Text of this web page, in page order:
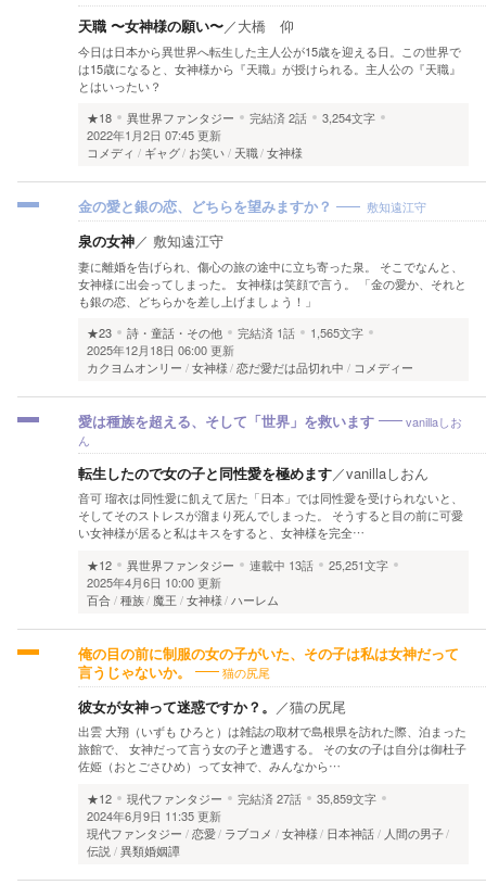
天職 〜女神様の願い〜／大橋 仰
今日は日本から異世界へ転生した主人公が15歳を迎える日。この世界で
は15歳になると、女神様から『天職』が授けられる。主人公の『天職』
とはいったい？
★18
異世界ファンタジー 完結済2話
3,254文字
2022年1月2日 07:45 更新
コメディ
ギャグ お笑い 天職 女神様
金の愛と銀の恋、どちらを望みますか？ 敷知遠江守
泉の女神／ 敷知遠江守
妻に離婚を告げられ、傷心の旅の途中に立ち寄った泉。 そこでなんと、
女神様に出会ってしまった。 女神様は笑顔で言う。 「金の愛か、それと
も銀の恋、どちらかを差し上げましょう！」
★23
詩・童話・その他 完結済 1話
1,565文字
2025年12月18日 06:00 更新
カクヨムオンリー
女神様 恋だ愛だは品切れ中 コメディー
愛は種族を超える、そして「世界」を救います
vanillaしお
ん
転生したので女の子と同性愛を極めます／vanillaしおん
音可 瑠衣は同性愛に飢えて居た「日本」では同性愛を受けられないと、
そしてそのストレスが溜まり死んでしまった。 そうすると目の前に可愛
い女神様が居ると私はキスをすると、女神様を完全…
★12
異世界ファンタジー 連載中 13話
25,251文字
2025年4月6日 10:00 更新
百合 種族 魔王 女神様 ハーレム
俺の目の前に制服の女の子がいた、その子は私は女神だって
言うじゃないか。
猫の尻尾
彼女が女神って迷惑ですか？。 ／猫の尻尾
出雲 大翔（いずも ひろと）は雑誌の取材で島根県を訪れた際、泊まった
旅館で、 女神だって言う女の子と遭遇する。 その女の子は自分は御杜子
佐姫（おとごさひめ）って女神で、みんなから…
★12
現代ファンタジー 完結済27話
35,859文字
2024年6月9日 11:35 更新
現代ファンタジー
恋愛 ラブコメ 女神様 日本神話
人間の男子
伝説
異類婚姻譚